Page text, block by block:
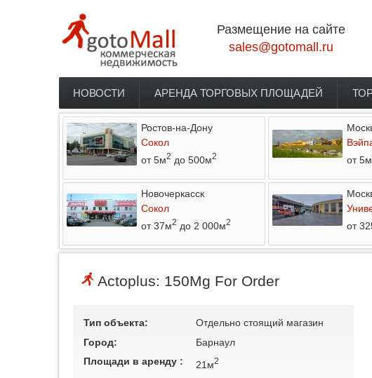
Размещение на сайте
sales@gotomall.ru
Главное меню
НОВОСТИ АРЕНДА ТОРГОВЫХ ПЛОЩАДЕЙ
Ростов-на-Дону
Сокол
от 5м2 до 500м2
от 5м
Новочеркасск
Сокол
от 37м2 до 2 000м2
от
Actoplus: 150Mg For Order
Тип объекта:
Отдельно стоящий магазин
Город:
Барнаул
Площади в аренду :
21м2